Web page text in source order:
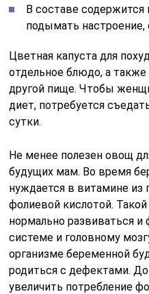
В составе содержится
подымать настроение,
Цветная капуста для
отдельное блюдо, а
другой пище. Чтобы
диет, потребуется
сутки.
Не менее полезен овощ
будущих мам. Во время
нуждается в витамине из
фолиевой кислотой.
нормально развиваться
системе и головному
организме беременной
родиться с дефектами.
увеличить потребление